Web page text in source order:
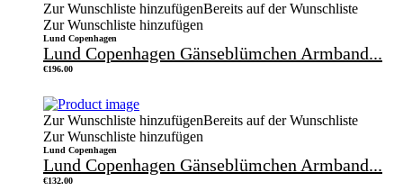
Zur Wunschliste hinzufügenBereits auf der Wunschliste
Zur Wunschliste hinzufügen
Lund Copenhagen
Lund Copenhagen Gänseblümchen Armband...
€196.00
Zur Wunschliste hinzufügenBereits auf der Wunschliste
Zur Wunschliste hinzufügen
Lund Copenhagen
Lund Copenhagen Gänseblümchen Armband...
€132.00